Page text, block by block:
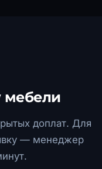
мебели
доплат. Для
— менеджер